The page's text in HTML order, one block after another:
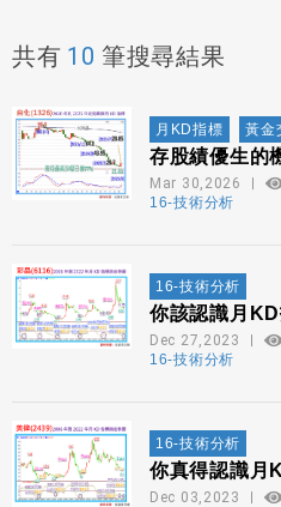
共有 10 筆搜尋結果
月KD指標 黃金
存股績優生的
Mar 30,2026
16-技術分析
16-技術分析
你該認識月
Dec 27,2023
16-技術分析
16-技術分析
你真得認識月
Dec 03,2023